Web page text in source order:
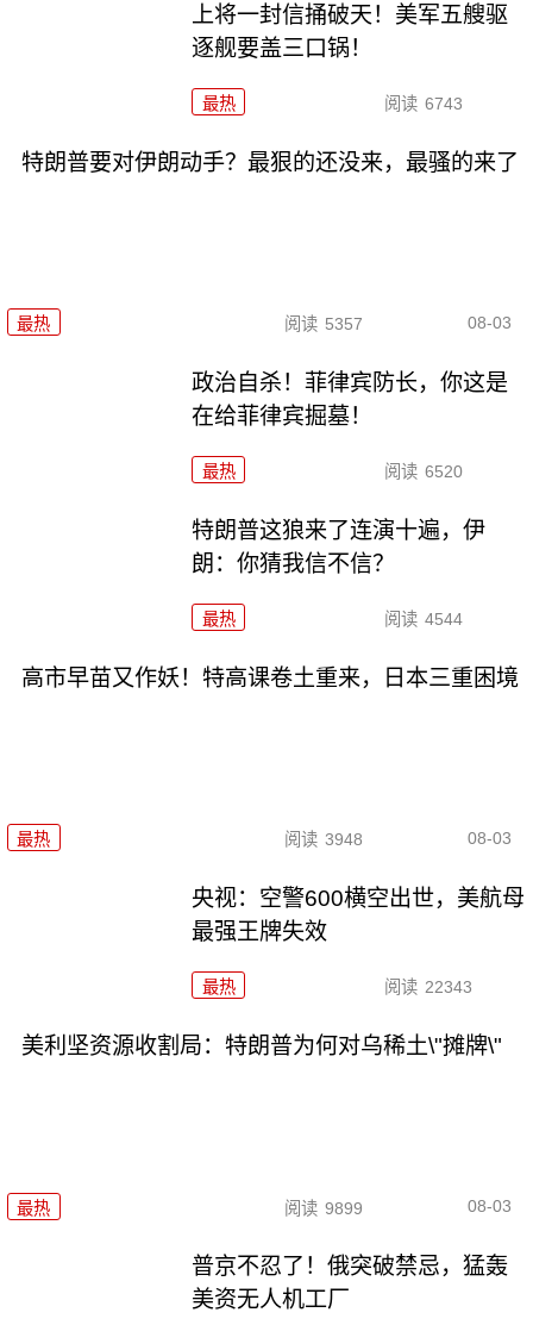
上将一封信捅破天！美军五艘驱
逐舰要盖三口锅！
最热 阅读 6743
特朗普要对伊朗动手？最狠的还没来，最骚的来了
最热 阅读 5357 08-03
政治自杀！菲律宾防长，你这是
在给菲律宾掘墓！
最热 阅读 6520
特朗普这狼来了连演十遍，伊
朗：你猜我信不信？
最热 阅读 4544
高市早苗又作妖！特高课卷土重来，日本三重困境
最热 阅读 3948 08-03
央视：空警600横空出世，美航母
最强王牌失效
最热 阅读 22343
美利坚资源收割局：特朗普为何对乌稀土\"摊牌\"
最热 阅读 9899 08-03
普京不忍了！俄突破禁忌，猛轰
美资无人机工厂